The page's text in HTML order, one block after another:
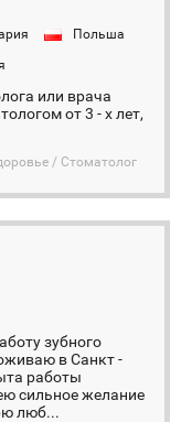
Польша
или врача
от 3 - х лет,
/ Стоматолог
зубного
в Санкт -
работы
сильное желание
люб...